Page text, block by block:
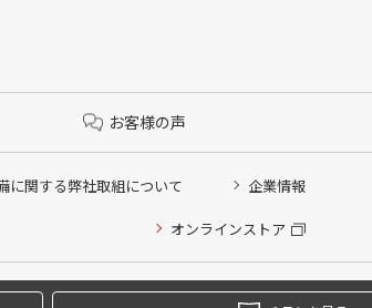
お客様の声
に関する弊社取組について 企業情報
オンラインストア